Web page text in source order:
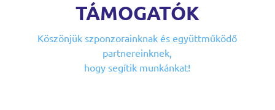
TÁMOGATÓK
Köszönjük szponzorainknakés együttműködő
partnereinknek,
hogy segítik munkánkat!